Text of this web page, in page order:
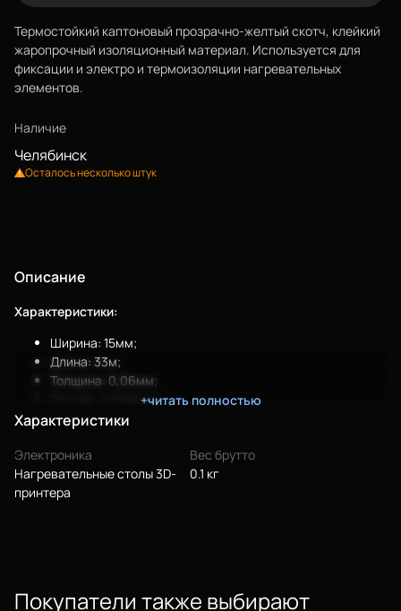
Термостойкий каптоновый прозрачно-желтый скотч, клейкий
жаропрочный изоляционный материал. Используется для
фиксации и электро и термоизоляции нагревательных
элементов.
Наличие
Челябинск
Осталось несколько штук
Описание
Характеристики:
Ширина: 15мм;
Длина: 33м;
Толщина: 0,06мм;
Состав: полиамид;
Рабочая температура: 250°С;
Коэффициент удлинения: 50%.
+читать полностью
Характеристики
Электроника
Нагревательные столы 3D-
принтера
Вес брутто
0.1 кг
Покупатели также выбирают
Еще
О нас